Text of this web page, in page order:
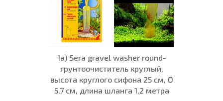
1а) Sera gravel washer round-
грунтоочиститель круглый,
высота круглого сифона 25 см, Ø
5,7 см, длина шланга 1,2 метра